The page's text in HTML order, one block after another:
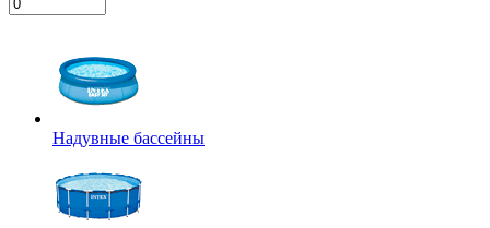
Надувные бассейны